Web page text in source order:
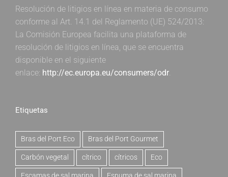
Resolución de litigios en línea en materia de consumo
conforme al Art. 14.1 del Reglamento (UE) 524/2013:
La Comisión Europea facilita una plataforma de
resolución de litigios en línea, que se encuentra
disponible en el siguiente
enlace: http://ec.europa.eu/consumers/odr.
Etiquetas
Bras del Port Eco Bras del Port Gourmet
Carbón vegetal cítrico cítricos Eco